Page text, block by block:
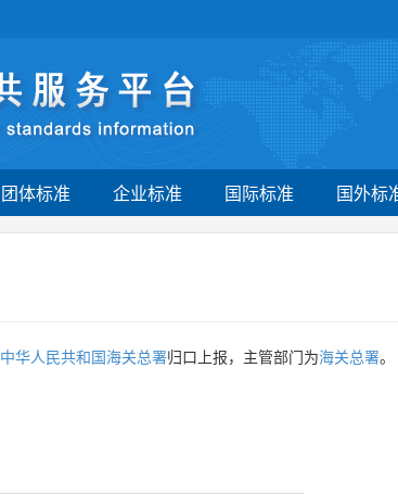
团体标准 企业标准 国际标准 国外标
中华人民共和国海关总署归口上报，主管部门为海关总署。